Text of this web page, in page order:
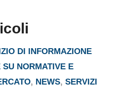
DI INFORMAZIONE
NORMATIVE E
, NEWS, SERVIZI